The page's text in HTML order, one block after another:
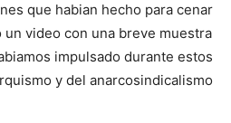
que habian hecho para cenar
video con una breve muestra
impulsado durante estos
y del anarcosindicalismo